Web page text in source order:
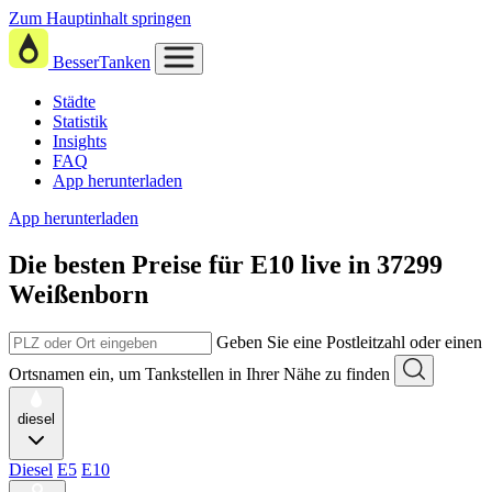
Zum Hauptinhalt springen
BesserTanken
Städte
Statistik
Insights
FAQ
App herunterladen
App herunterladen
Die besten Preise für E10 live in 37299
Weißenborn
Geben Sie eine Postleitzahl oder einen
Ortsnamen ein, um Tankstellen in Ihrer Nähe zu finden
diesel
Diesel E5 E10